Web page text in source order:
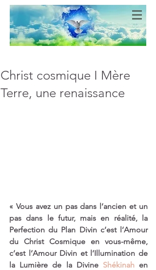
Bien-Aimés
COEURS DE LUMIERE
Christ cosmique I Mère
Terre, une renaissance
« Vous avez un pas dans l’ancien et un
pas dans le futur, mais en réalité, la
Perfection du Plan Divin c’est l’Amour
du Christ Cosmique en vous-même,
c’est l’Amour Divin et l’Illumination de
la Lumière de la Divine Shékinah en